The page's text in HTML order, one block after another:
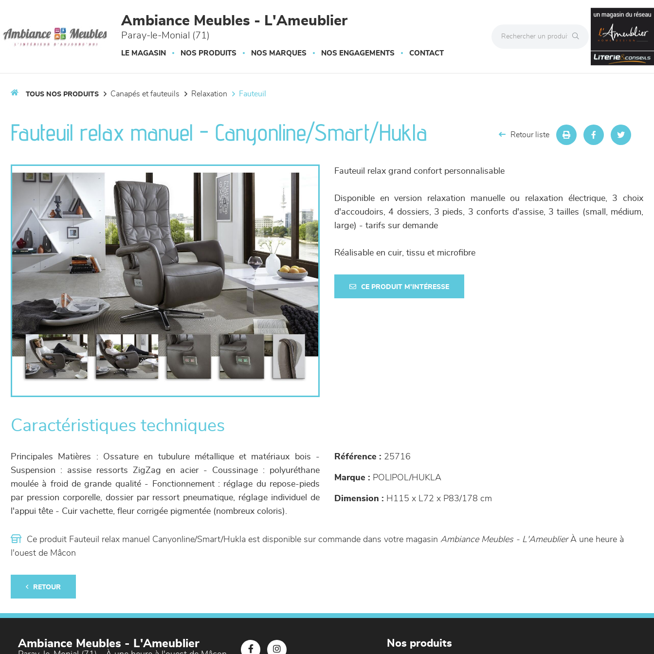
Ambiance Meubles - L'Ameublier
Paray-le-Monial (71)
LE MAGASIN NOS PRODUITS NOS MARQUES NOS ENGAGEMENTS CONTACT
TOUS NOS PRODUITS canapés et fauteuils relaxation fauteuil
Fauteuil relax manuel - Canyonline/Smart/Hukla Retour liste
Fauteuil relax grand confort personnalisable
Disponible en version relaxation manuelle ou relaxation électrique, 3 choix
d'accoudoirs, 4 dossiers, 3 pieds, 3 conforts d'assise, 3 tailles (small, médium,
large) - tarifs sur demande
Réalisable en cuir, tissu et microfibre
CE PRODUIT M'INTÉRESSE
Caractéristiques techniques
Principales Matières : Ossature en tubulure métallique et matériaux bois -
Suspension : assise ressorts ZigZag en acier - Coussinage : polyuréthane
moulée à froid de grande qualité - Fonctionnement : réglage du repose-pieds
par pression corporelle, dossier par ressort pneumatique, réglage individuel de
l'appui tête - Cuir vachette, fleur corrigée pigmentée (nombreux coloris).
Référence : 25716
Marque : POLIPOL/HUKLA
Dimension : H115 x L72 x P83/178 cm
Ce produit Fauteuil relax manuel Canyonline/Smart/Hukla est disponible sur commande dans votre magasin Ambiance Meubles - L'AmeublierÀ une heure à
l'ouest de Mâcon
RETOUR
Ambiance Meubles - L'Ameublier Nos produits